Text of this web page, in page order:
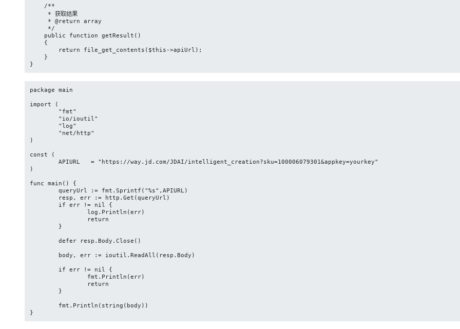
    /**
     * 获取结果
     * @return array
     */
    public function getResult()
    {
        return file_get_contents($this->apiUrl);
    }
}
package main
import (
)
const (
)
func main() {
}